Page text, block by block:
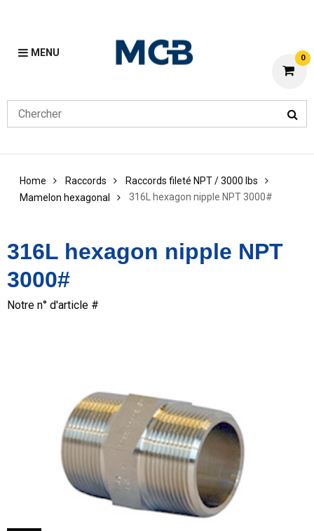
MENU 0
Home Raccords
Raccords fileté NPT / 3000 lbs
Mamelon hexagonal
316L hexagon nipple NPT 3000#
316L hexagon nipple NPT
3000#
Notre n° d'article #